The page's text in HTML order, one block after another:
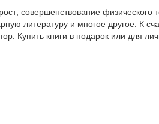
совершенствование
литературу и многое другое. К
Купить книги в подарок или для